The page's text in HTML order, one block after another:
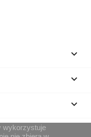



wykorzystuje